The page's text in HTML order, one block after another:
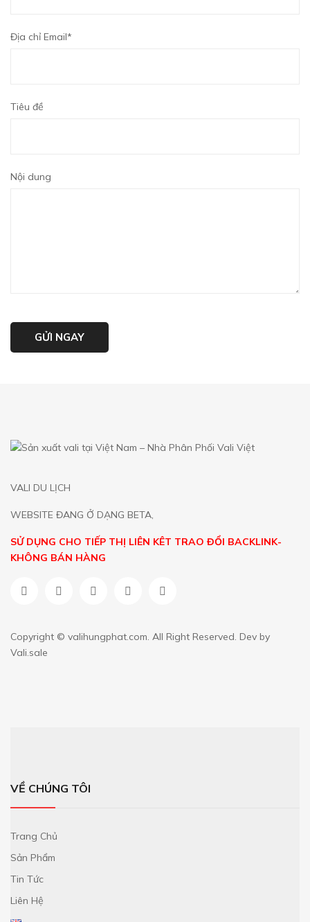
Địa chỉ Email*
Tiêu đề
Nội dung
VALI DU LỊCH
WEBSITE ĐANG Ở DẠNG BETA,
SỬ DỤNG CHO TIẾP THỊ LIÊN KÊT TRAO ĐỔI BACKLINK-
KHÔNG BÁN HÀNG
Copyright © valihungphat.com. All Right Reserved. Dev by
Vali.sale
VỀ CHÚNG TÔI
Trang Chủ
Sản Phẩm
Tin Tức
Liên Hệ